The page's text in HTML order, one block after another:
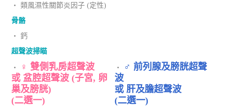
‧ 類風濕性關節炎因子 (定性)
骨骼
‧ 鈣
超聲波掃瞄
‧
♀ 雙側乳房超聲波
或 盆腔超聲波 (子宮, 卵
巢及膀胱)
(二選一)
‧
♂ 前列腺及膀胱超聲
波
或 肝及膽超聲波
(二選一)